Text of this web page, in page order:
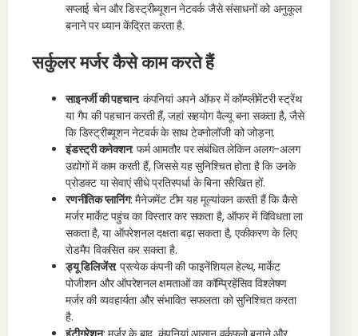
सप्लाई चेन और डिस्ट्रीब्यूशन नेटवर्क जैसे संसाधनों को अनुकूल
बनाने पर ध्यान केंद्रित करता है.
सर्कुलर मर्जर कैसे काम करते हैं
साइनर्जी की पहचान: कंपनियां अपने ऑफर में कॉम्प्लीमेंटरी स्ट्रेंथ
या गैप की पहचान करती हैं, जहां सहयोग वैल्यू बना सकता है, जैसे
कि डिस्ट्रीब्यूशन नेटवर्क के साथ टेक्नोलॉजी को जोड़ना.
इंडस्ट्री कनेक्शन: फर्म आमतौर पर संबंधित लेकिन अलग-अलग
उद्योगों में काम करती हैं, जिससे यह सुनिश्चित होता है कि उनके
प्रोडक्ट या सेवाएं सीधे प्रतिस्पर्धा के बिना संरेखित हों.
रणनीतिक प्लानिंग: मैनेजमेंट टीम यह मूल्यांकन करती हैं कि कैसे
मर्जर मार्केट पहुंच का विस्तार कर सकता है, ऑफर में विविधता ला
सकता है, या ऑपरेशनल दक्षता बढ़ा सकता है, एकीकरण के लिए
रोडमैप विकसित कर सकता है.
ड्यू डिलिजेंस: प्रत्येक कंपनी की फाइनेंशियल हेल्थ, मार्केट
पोजीशन और ऑपरेशनल क्षमताओं का कॉम्प्रिहेंसिव विश्लेषण
मर्जर की व्यवहार्यता और संभावित सफलता को सुनिश्चित करता
है.